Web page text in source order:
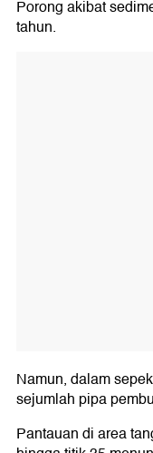
Porong akibat
tahun.
Namun, dalam
sejumlah pipa
Pantauan di area